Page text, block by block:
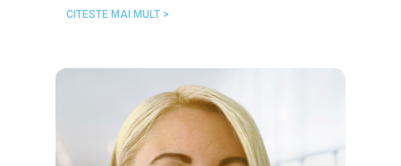
CITESTE MAI MULT >